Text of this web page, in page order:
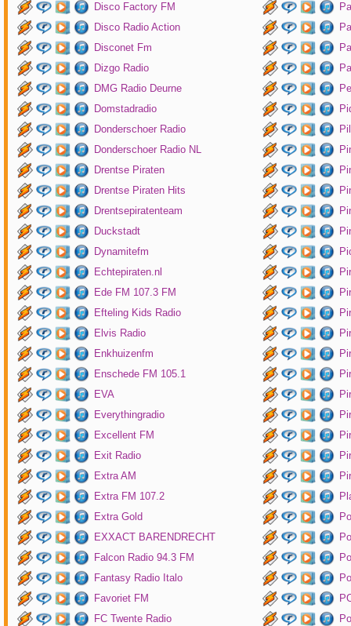
Disco Factory FM
Disco Radio Action
Disconet Fm
Dizgo Radio
DMG Radio Deurne
Domstadradio
Donderschoer Radio
Donderschoer Radio NL
Drentse Piraten
Drentse Piraten Hits
Drentsepiratenteam
Duckstadt
Dynamitefm
Echtepiraten.nl
Ede FM 107.3 FM
Efteling Kids Radio
Elvis Radio
Enkhuizenfm
Enschede FM 105.1
EVA
Everythingradio
Excellent FM
Exit Radio
Extra AM
Extra FM 107.2
Extra Gold
EXXACT BARENDRECHT
Falcon Radio 94.3 FM
Fantasy Radio Italo
Favoriet FM
FC Twente Radio